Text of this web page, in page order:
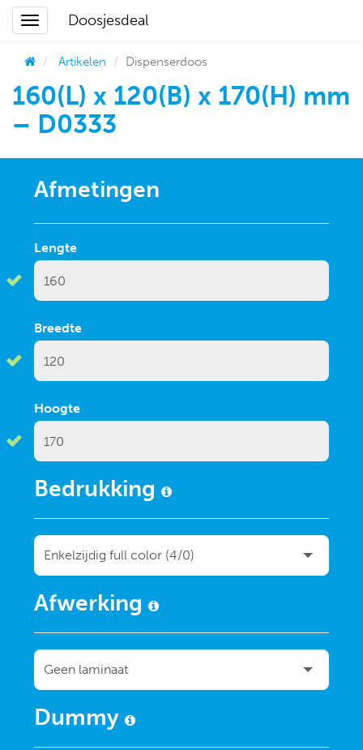
Doosjesdeal
Artikelen Dispenserdoos
160(L) x 120(B) x 170(H) mm
– D0333
Afmetingen
Lengte
Breedte
Hoogte
Bedrukking
Afwerking
Dummy